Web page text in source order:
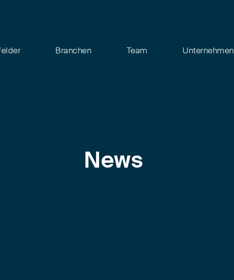
Branchen Team Unternehmen
News